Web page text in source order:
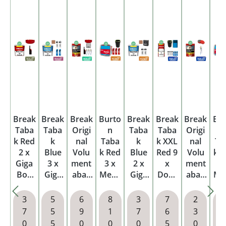
Break
Taba
k Red
2 x
Giga
Box
mit
wähl
baren
Hülse
3
7
0
Break
Taba
k
Blue
3 x
Giga
mit
wähl
baren
5
5
5
Break
Origi
nal
Volu
ment
abak
Beute
l mit
wähl
6
9
0
Burto
n
Taba
k Red
3 x
Mega
mit
wähl
baren
8
1
0
Break
Taba
k
Blue
2 x
Giga
mit
wähl
baren
3
7
0
Break
Taba
k XXL
Red 9
x
Dose
wähl
baren
Hülse
7
6
5
Break
Origi
nal
Volu
ment
abak
Beute
l mit
wähl
2
3
0
k